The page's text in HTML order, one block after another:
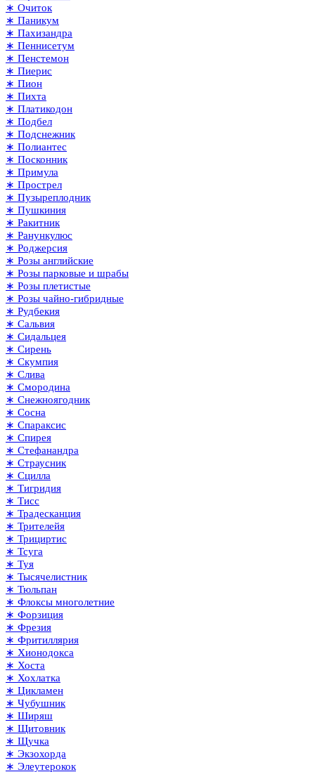
∗ Очиток
∗ Паникум
∗ Пахизандра
∗ Пеннисетум
∗ Пенстемон
∗ Пиерис
∗ Пион
∗ Пихта
∗ Платикодон
∗ Подбел
∗ Подснежник
∗ Полиантес
∗ Посконник
∗ Примула
∗ Прострел
∗ Пузыреплодник
∗ Пушкиния
∗ Ракитник
∗ Ранункулюс
∗ Роджерсия
∗ Розы английские
∗ Розы парковые и шрабы
∗ Розы плетистые
∗ Розы чайно-гибридные
∗ Рудбекия
∗ Сальвия
∗ Сидальцея
∗ Сирень
∗ Скумпия
∗ Слива
∗ Смородина
∗ Снежноягодник
∗ Сосна
∗ Спараксис
∗ Спирея
∗ Стефанандра
∗ Страусник
∗ Сцилла
∗ Тигридия
∗ Тисс
∗ Традесканция
∗ Трителейя
∗ Трициртис
∗ Тсуга
∗ Туя
∗ Тысячелистник
∗ Тюльпан
∗ Флоксы многолетние
∗ Форзиция
∗ Фрезия
∗ Фритиллярия
∗ Хионодокса
∗ Хоста
∗ Хохлатка
∗ Цикламен
∗ Чубушник
∗ Ширяш
∗ Щитовник
∗ Щучка
∗ Экзохорда
∗ Элеутерокок